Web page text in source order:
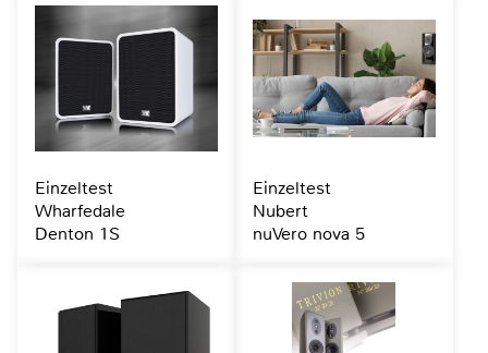
Einzeltest
Wharfedale
Denton 1S
Einzeltest
Nubert
nuVero nova 5